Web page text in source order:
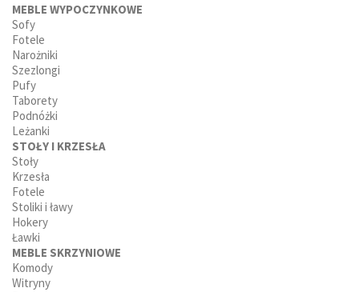
MEBLE WYPOCZYNKOWE
Sofy
Fotele
Narożniki
Szezlongi
Pufy
Taborety
Podnóżki
Leżanki
STOŁY I KRZESŁA
Stoły
Krzesła
Fotele
Stoliki i ławy
Hokery
Ławki
MEBLE SKRZYNIOWE
Komody
Witryny